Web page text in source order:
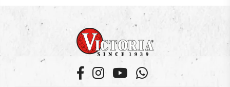
FacebookInstagramYouTubeWhatsapp